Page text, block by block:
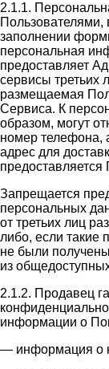
2.1.1.
Пользователями,
заполнении
персональная
предоставляет
сервисы третьих
размещаемая
Сервиса. К
образом, могут
номер телефона,
адрес для
предоставляется
Запрещается
персональных
от третьих лиц
либо, если такие
не были
из
2.1.2. Продавец
информации о
— информация о